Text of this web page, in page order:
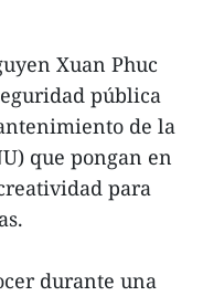
Xuan Phuc
pública
de la
que pongan en
para
durante una